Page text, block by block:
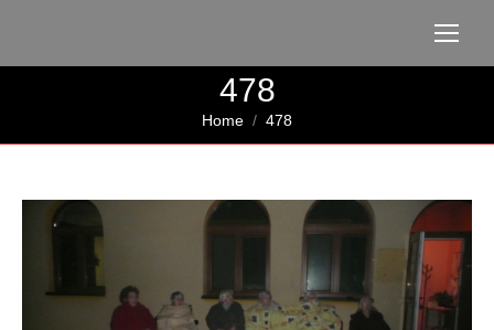
478
You are here:
Home 478